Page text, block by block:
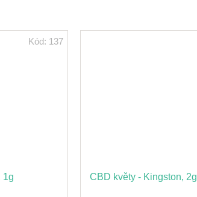
1g
Kód: 137
CBD květy - Kingston, 2g